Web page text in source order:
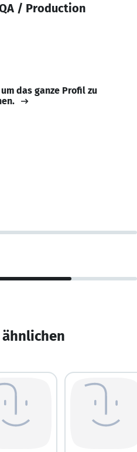
/ Production
das ganze Profil zu